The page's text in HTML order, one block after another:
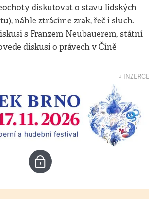
diskutovat o stavu lidských
náhle ztrácíme zrak, řeč i sluch.
s Franzem Neubauerem, státní
diskusi o právech v Číně
↓ INZERCE